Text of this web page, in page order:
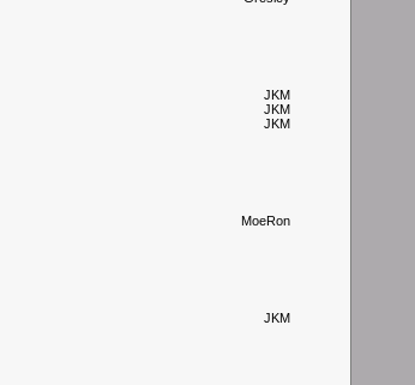
JKM
JKM
JKM
MoeRon
JKM